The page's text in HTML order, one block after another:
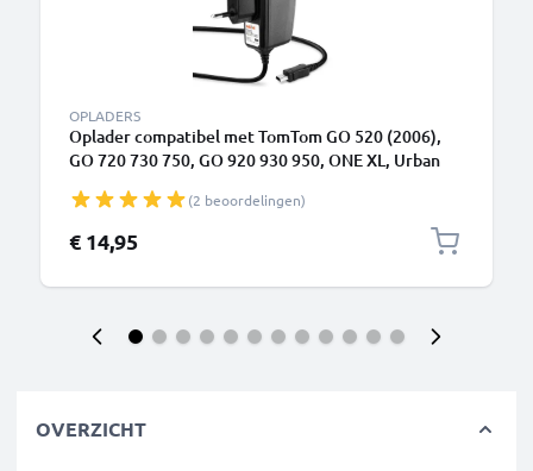
OPLADERS
Oplader compatibel met TomTom GO 520 (2006),
GO 720 730 750, GO 920 930 950, ONE XL, Urban
2A / 2000mA Oplaadkabel 1,2m GPS apparaten
(2 beoordelingen)
€ 14,95
OVERZICHT